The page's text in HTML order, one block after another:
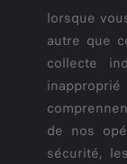
lorsque
autre que
collecte
de nos
sécurité,